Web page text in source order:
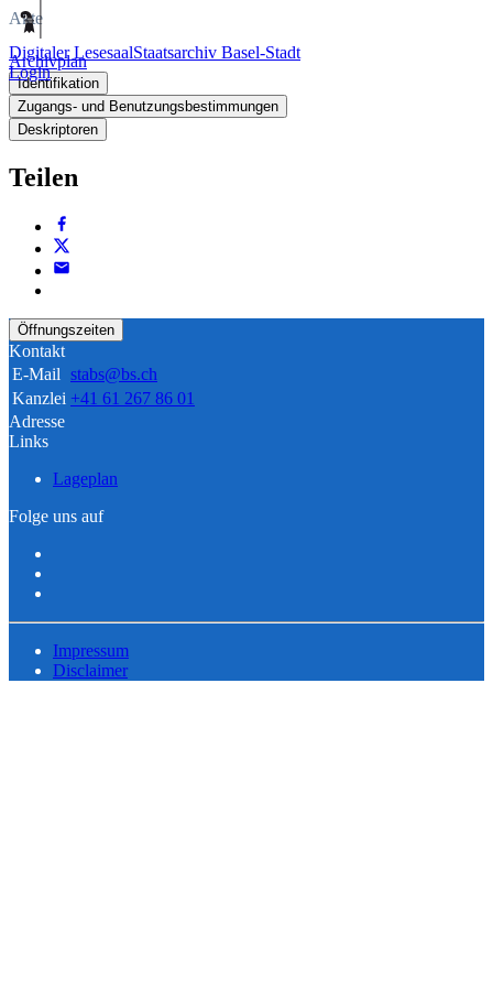
Digitaler LesesaalStaatsarchiv Basel-Stadt
Login
Akte
Archivplan
Identifikation
Zugangs- und Benutzungsbestimmungen
Deskriptoren
Teilen
Öffnungszeiten
Kontakt
E-Mail stabs@bs.ch
Kanzlei +41 61 267 86 01
Adresse
Links
Lageplan
Folge uns auf
Impressum
Disclaimer